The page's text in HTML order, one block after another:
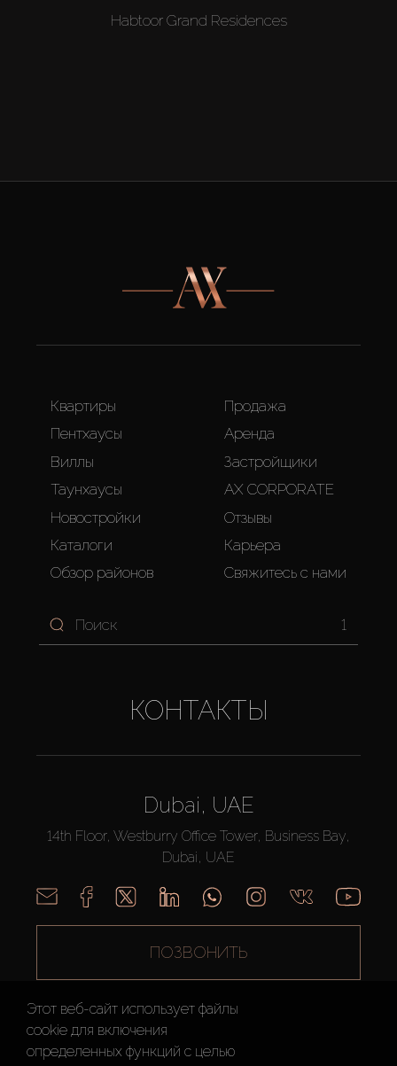
Habtoor Grand Residences
Квартиры
Пентхаусы
Виллы
Таунхаусы
Новостройки
Каталоги
Обзор районов
Продажа
Аренда
Застройщики
AX CORPORATE
Отзывы
Карьера
Свяжитесь с нами
1
КОНТАКТЫ
Dubai, UAE
14th Floor, Westburry Office Tower, Business Bay,
Dubai, UAE
ПОЗВОНИТЬ
Этот веб-сайт использует файлы
cookie для включения
определенных функций c целью